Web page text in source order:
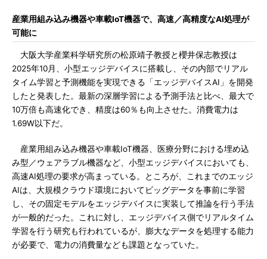
産業用組み込み機器や車載IoT機器で、高速／高精度なAI処理が
可能に
大阪大学産業科学研究所の松原靖子教授と櫻井保志教授は
2025年10月、小型エッジデバイスに搭載し、その内部でリアル
タイム学習と予測機能を実現できる「エッジデバイスAI」を開発
したと発表した。最新の深層学習による予測手法と比べ、最大で
10万倍も高速化でき、精度は60％も向上させた。消費電力は
1.69W以下だ。
産業用組み込み機器や車載IoT機器、医療分野における埋め込
み型／ウェアラブル機器など、小型エッジデバイスにおいても、
高速AI処理の要求が高まっている。ところが、これまでのエッジ
AIは、大規模クラウド環境においてビッグデータを事前に学習
し、その固定モデルをエッジデバイスに実装して推論を行う手法
が一般的だった。これに対し、エッジデバイス側でリアルタイム
学習を行う研究も行われているが、膨大なデータを処理する能力
が必要で、電力の消費量なども課題となっていた。